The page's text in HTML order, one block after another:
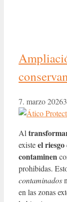
7. marzo 2026
Al
existeel riesgo
contaminen
prohibidas.
contaminados
en las zonas